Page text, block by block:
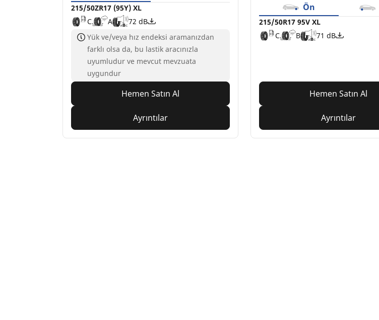
215/50ZR17 (95Y) XL
C
A 72 dB
Yük ve/veya hız endeksi aramanızdan
farklı olsa da, bu lastik aracınızla
uyumludur ve mevcut mevzuata
uygundur
Hemen Satın Al
Ayrıntılar
Ön
215/50R17 95V XL
C
B 71 dB
Hemen Satın Al
Ayrıntılar